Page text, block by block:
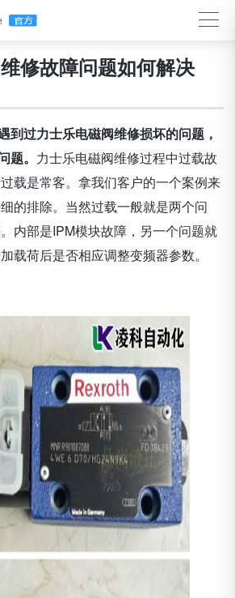
修故障问题如何解决
到过力士乐电磁阀维修损坏的问题，
题。 力士乐电磁阀维修过程中过载故
载是常客。拿我们客户的一个案例来
的排除。当然过载一般就是两个问
内部是IPM模块故障，另一个问题就
载荷后是否相应调整变频器参数。